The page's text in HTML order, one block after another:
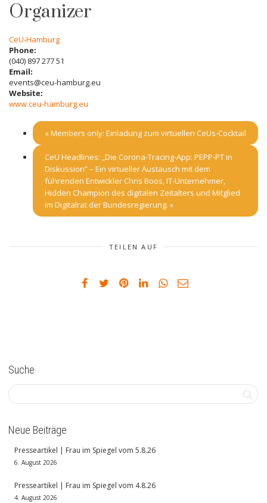
Organizer
CeU-Hamburg
Phone:
(040) 897 277 51
Email:
events@ceu-hamburg.eu
Website:
www.ceu-hamburg.eu
«Members only: Einladung zum virtuellen CeUs-Cocktail
CeU Headlines: „Die Corona-Tracing-App: PEPP-PT in
Diskussion” – Ein virtueller Austausch mit dem
führenden Entwickler Chris Boos, IT-Unternehmer,
Hidden Champion des digitalen Zeitalters und Mitglied
im Digitalrat der Bundesregierung. »
TEILEN AUF
Suche
Neue Beiträge
Presseartikel | Frau im Spiegel vom 5.8.26
6. August 2026
Presseartikel | Frau im Spiegel vom 4.8.26
4. August 2026